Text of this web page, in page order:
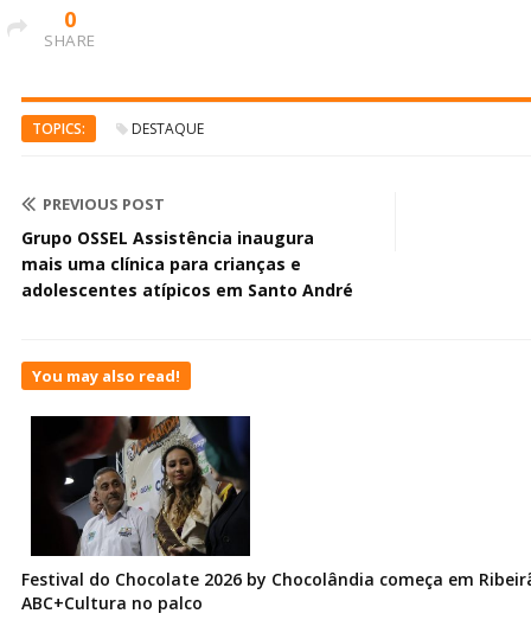
0
SHARE
TOPICS: DESTAQUE
PREVIOUS POST
Grupo OSSEL Assistência inaugura
mais uma clínica para crianças e
adolescentes atípicos em Santo André
You may also read!
Festival do Chocolate 2026 by Chocolândia começa em
ABC+Cultura no palco